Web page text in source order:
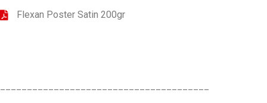
Flexan Poster Satin 200gr